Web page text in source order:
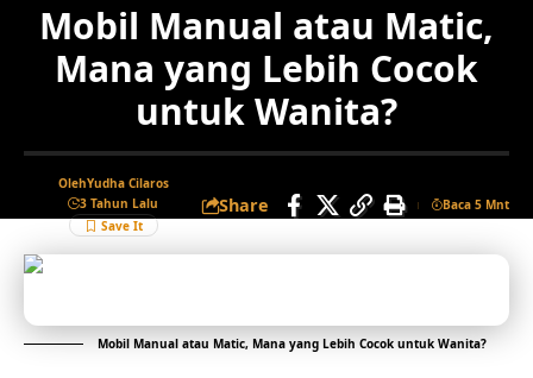
Mobil Manual atau Matic,
Mana yang Lebih Cocok
untuk Wanita?
OlehYudha Cilaros
3 Tahun Lalu
Share Baca 5 Mnt
Mobil Manual atau Matic, Mana yang Lebih Cocok untuk Wanita?